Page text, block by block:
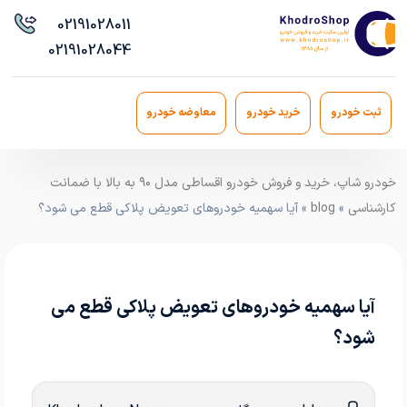
02191028011
02191028044
ثبت خودرو خرید خودرو معاوضه خودرو
خودرو شاپ، خرید و فروش خودرو اقساطی مدل ۹۰ به بالا با ضمانت
کارشناسی »
blog » آیا سهمیه خودروهای تعویض پلاکی قطع می شود؟
آیا سهمیه خودروهای تعویض پلاکی قطع می
شود؟